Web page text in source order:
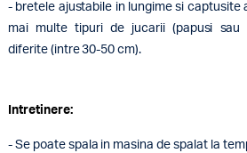
- bretele ajustabile in lungime si captusite
mai multe tipuri de jucarii (papusi sau
diferite (intre 30-50 cm).
Intretinere:
- Se poate spala in masina de spalat la